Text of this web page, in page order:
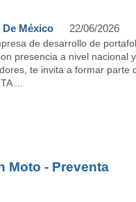
México 22/06/2026
de desarrollo de
presencia a nivel nacional
te invita a formar parte
...
Moto - Preventa